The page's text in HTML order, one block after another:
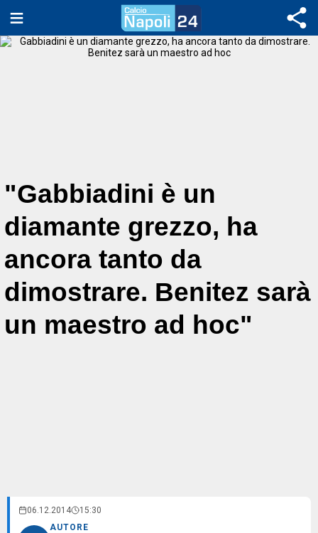
"Gabbiadini è un
diamante grezzo, ha
ancora tanto da
dimostrare. Benitez sarà
un maestro ad hoc"
06.12.2014 15:30
AUTORE